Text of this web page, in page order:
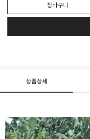
장바구니
상품상세